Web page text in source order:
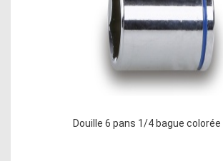
Douille 6 pans 1/4 bague